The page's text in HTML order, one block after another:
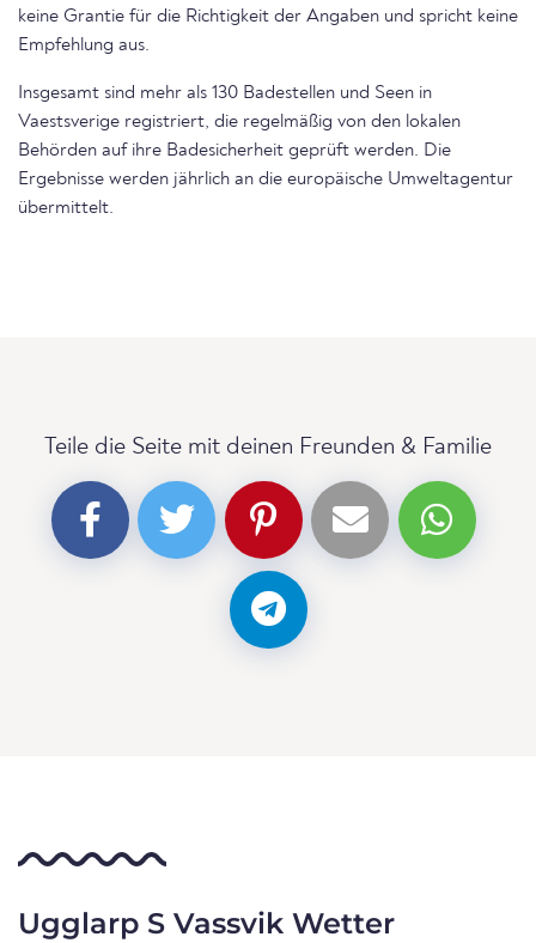
keine Grantie für die Richtigkeit der Angaben und spricht keine
Empfehlung aus.
Insgesamt sind mehr als 130 Badestellen und Seen in
Vaestsverige registriert, die regelmäßig von den lokalen
Behörden auf ihre Badesicherheit geprüft werden. Die
Ergebnisse werden jährlich an die europäische Umweltagentur
übermittelt.
Teile die Seite mit deinen Freunden & Familie
Ugglarp S Vassvik Wetter